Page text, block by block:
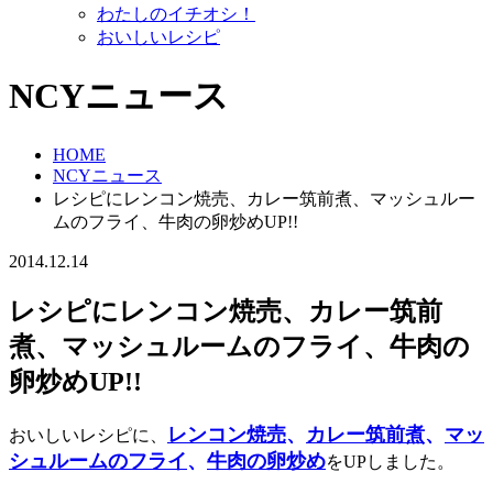
わたしのイチオシ！
おいしいレシピ
NCYニュース
HOME
NCYニュース
レシピにレンコン焼売、カレー筑前煮、マッシュルー
ムのフライ、牛肉の卵炒めUP!!
2014.12.14
レシピにレンコン焼売、カレー筑前
煮、マッシュルームのフライ、牛肉の
卵炒めUP!!
おいしいレシピに、 レンコン焼売、 カレー筑前煮、 マッ
シュルームのフライ、 牛肉の卵炒めをUPしました。